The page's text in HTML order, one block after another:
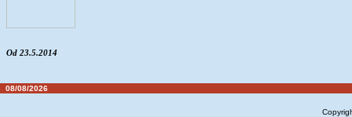
Od 23.5.2014
08/08/2026